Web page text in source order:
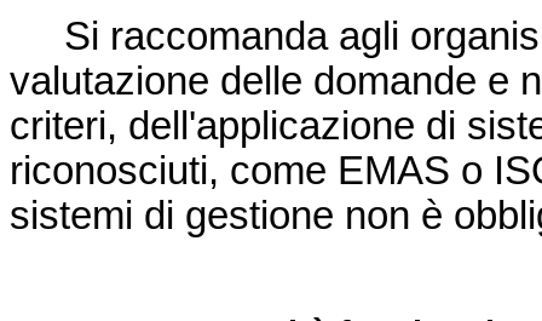
Si raccomanda agli
valutazione delle domande e
criteri, dell'applicazione di
riconosciuti, come EMAS o
sistemi di gestione non è